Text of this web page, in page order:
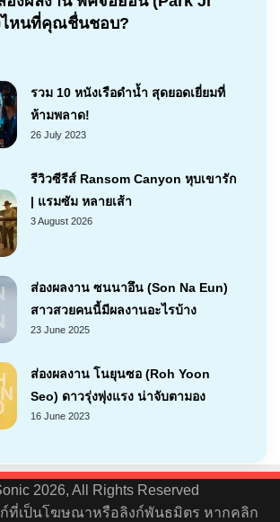
ไหนที่คุณชื่นชอบ?
รวม 10 หนังเรือดำน้ำ สุดยอดเยี่ยมที่
ห้ามพลาด!
26 July 2023
รีวิวซีรีส์ Ransom Canyon หุบเขารัก
| แรมซัม หลายเส้า
3 August 2026
ส่องผลงาน ซนนาอึน (Son Na Eun)
สาวสวยคนนี้มีผลงานอะไรบ้าง
23 June 2025
ส่องผลงาน โนยุนซอ (Roh Yoon
Seo) ดาวรุ่งพุ่งแรง น่าจับตามอง
16 June 2023
2026, All Rights Reserved
ก์ที่เป็นโฆษณาหรือลิงก์พันธมิตร หากคลิก